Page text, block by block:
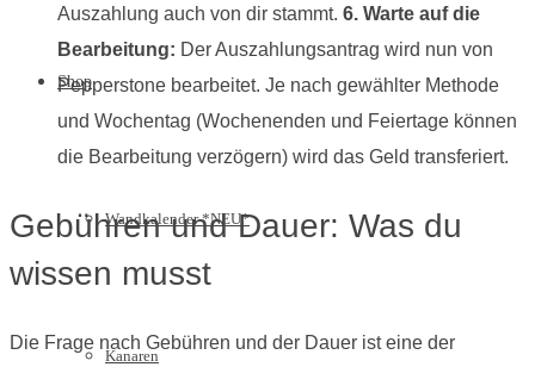
Shop
Wandkalender *NEU*
Kanaren
Auszahlung auch von dir stammt. 6. Warte auf die
Bearbeitung: Der Auszahlungsantrag wird nun von
Pepperstone bearbeitet. Je nach gewählter Methode
und Wochentag (Wochenenden und Feiertage können
die Bearbeitung verzögern) wird das Geld transferiert.
Gebühren und Dauer: Was du
wissen musst
Die Frage nach Gebühren und der Dauer ist eine der